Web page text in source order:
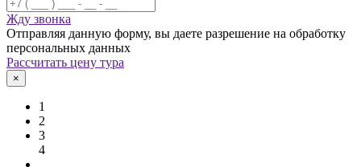
Жду звонка
Отправляя данную форму, вы даете разрешение на обработку
персональных данных
Рассчитать цену тура
×
1
2
3
4